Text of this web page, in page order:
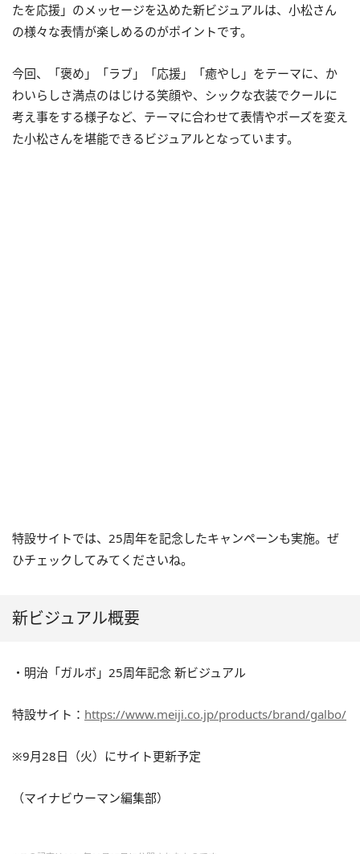
たを応援」のメッセージを込めた新ビジュアルは、小松さん
の様々な表情が楽しめるのがポイントです。
今回、「褒め」「ラブ」「応援」「癒やし」をテーマに、か
わいらしさ満点のはじける笑顔や、シックな衣装でクールに
考え事をする様子など、テーマに合わせて表情やポーズを変え
た小松さんを堪能できるビジュアルとなっています。
特設サイトでは、25周年を記念したキャンペーンも実施。ぜ
ひチェックしてみてくださいね。
新ビジュアル概要
・明治「ガルボ」25周年記念 新ビジュアル
特設サイト： https://www.meiji.co.jp/products/brand/galbo/
※9月28日（火）にサイト更新予定
（マイナビウーマン編集部）